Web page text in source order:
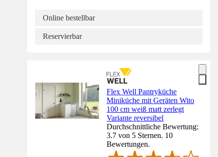
Online bestellbar
Reservierbar
Flex Well Pantryküche
Miniküche mit Geräten Wito
100 cm weiß matt zerlegt
Variante reversibel
Durchschnittliche Bewertung:
3.7 von 5 Sternen. 10
Bewertungen.